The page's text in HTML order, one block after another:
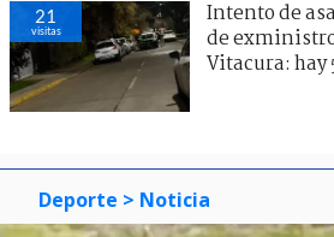
21
visitas
Intento de
de
Vitacura: hay
Deporte > Noticia